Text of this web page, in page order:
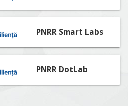
PNRR Smart Labs
PNRR DotLab